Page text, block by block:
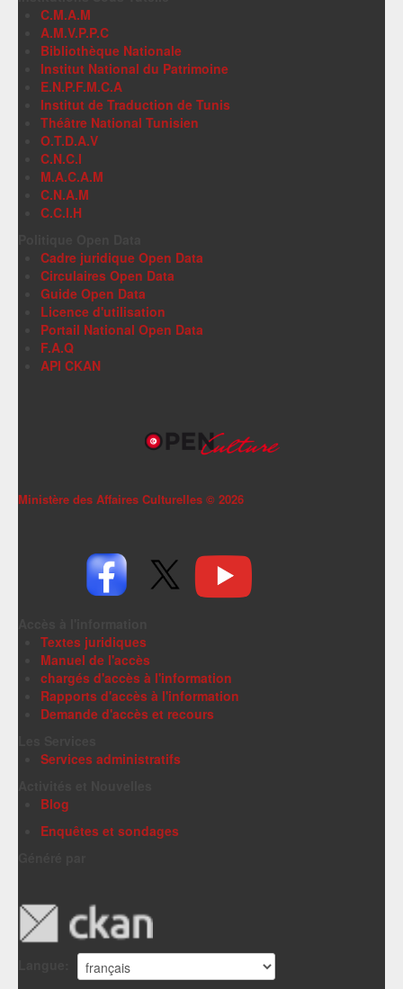
C.M.A.M
A.M.V.P.P.C
Bibliothèque Nationale
Institut National du Patrimoine
E.N.P.F.M.C.A
Institut de Traduction de Tunis
Théâtre National Tunisien
O.T.D.A.V
C.N.C.I
M.A.C.A.M
C.N.A.M
C.C.I.H
Cadre juridique Open Data
Circulaires Open Data
Guide Open Data
Licence d'utilisation
Portail National Open Data
F.A.Q
API CKAN
Ministère des Affaires Culturelles © 2026
Textes juridiques
Manuel de l'accès
chargés d'accès à l'information
Rapports d'accès à l'information
Demande d'accès et recours
Services administratifs
Blog
Enquêtes et sondages